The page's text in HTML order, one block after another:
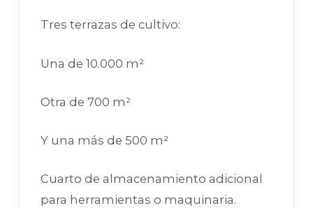
Tres terrazas de cultivo:
Una de 10.000 m²
Otra de 700 m²
Y una más de 500 m²
Cuarto de almacenamiento adicional
para herramientas o maquinaria.